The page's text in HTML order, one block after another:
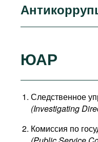
ЮАР
Следственное
(Investigating
Комиссия по